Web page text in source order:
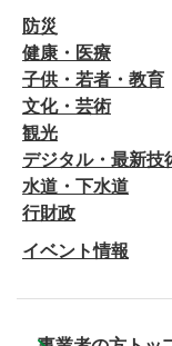
防災
健康・医療
子供・若者・教育
文化・芸術
観光
デジタル・最新技
水道・下水道
行財政
イベント情報